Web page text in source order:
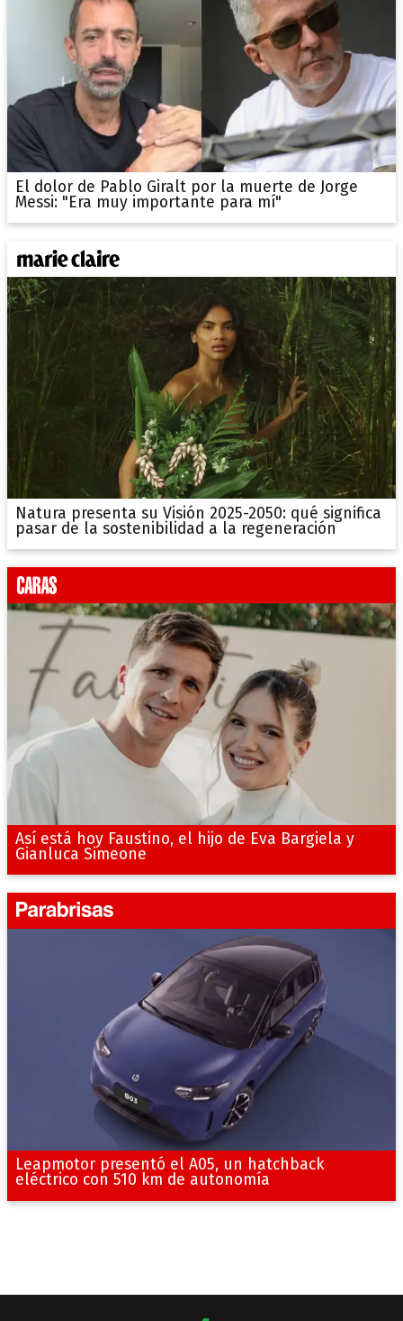
El dolor de Pablo Giralt por la muerte de Jorge
Messi: "Era muy importante para mí"
Natura presenta su Visión 2025-2050: qué significa
pasar de la sostenibilidad a la regeneración
Así está hoy Faustino, el hijo de Eva Bargiela y
Gianluca Simeone
Leapmotor presentó el A05, un hatchback
eléctrico con 510 km de autonomía